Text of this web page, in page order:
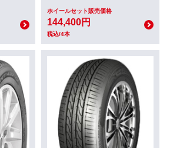
ホイールセット販売価格
144,400円
税込/4本